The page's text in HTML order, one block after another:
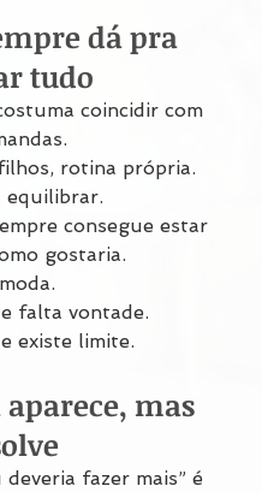
dá pra
tudo
coincidir com
rotina própria.
equilibrar.
consegue estar
gostaria.
falta vontade.
existe limite.
aparece, mas
deveria fazer mais” é